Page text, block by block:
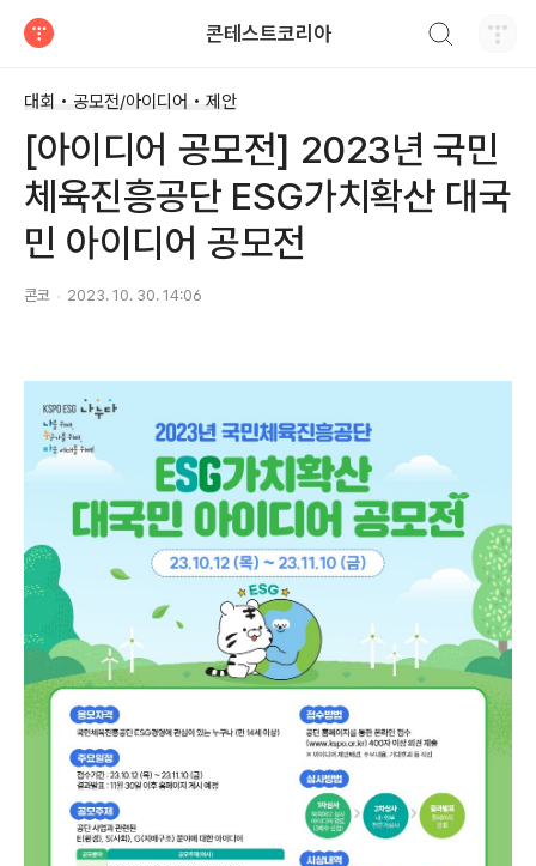
콘테스트코리아
대회 • 공모전/아이디어 • 제안
[아이디어 공모전] 2023년 국민
체육진흥공단 ESG가치확산 대국
민 아이디어 공모전
콘코 2023. 10. 30. 14:06